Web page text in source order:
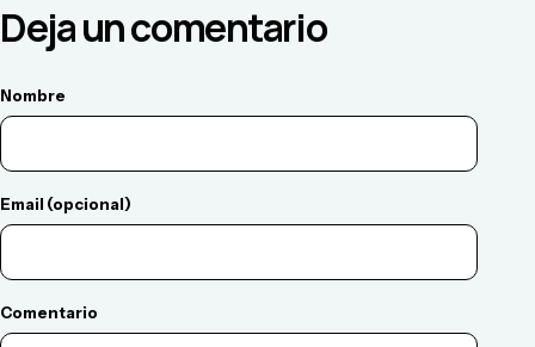
Deja un comentario
Nombre
Email (opcional)
Comentario